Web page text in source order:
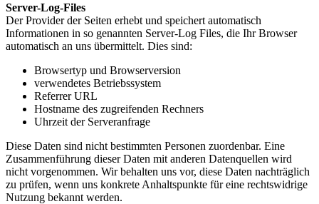
Server-Log-Files
Der Provider der Seiten erhebt und speichert automatisch
Informationen in so genannten Server-Log Files, die Ihr Browser
automatisch an uns übermittelt. Dies sind:
Browsertyp und Browserversion
verwendetes Betriebssystem
Referrer URL
Hostname des zugreifenden Rechners
Uhrzeit der Serveranfrage
Diese Daten sind nicht bestimmten Personen zuordenbar. Eine
Zusammenführung dieser Daten mit anderen Datenquellen wird
nicht vorgenommen. Wir behalten uns vor, diese Daten nachträglich
zu prüfen, wenn uns konkrete Anhaltspunkte für eine rechtswidrige
Nutzung bekannt werden.